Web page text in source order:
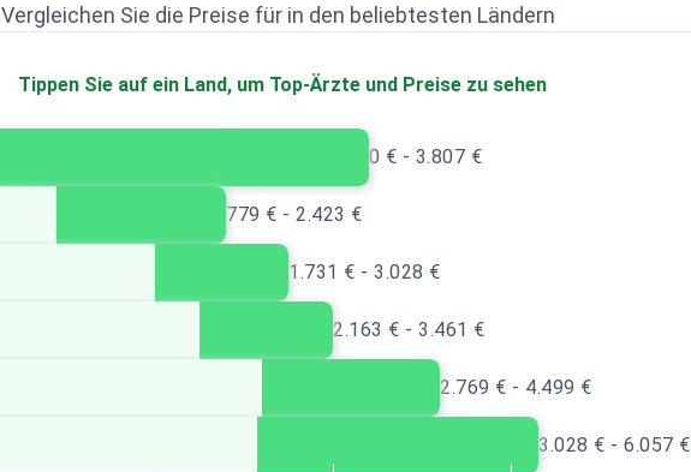
Vergleichen Sie die Preise für in den beliebtesten Ländern
Tippen Sie auf ein Land, um Top-Ärzte und Preise zu sehen
0 € - 3.807 €
779 € - 2.423 €
1.731 € - 3.028 €
2.163 € - 3.461 €
2.769 € - 4.499 €
3.028 € - 6.057 €